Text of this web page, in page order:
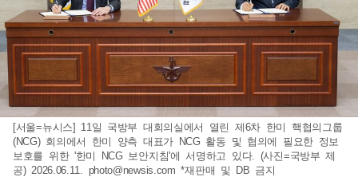
[서울=뉴시스] 11일 국방부 대회의실에서 열린 제6차 한미 핵협의그룹
(NCG) 회의에서 한미 양측 대표가 NCG 활동 및 협의에 필요한 정보
보호를 위한 '한미 NCG 보안지침'에 서명하고 있다. (사진=국방부 제
공) 2026.06.11. photo@newsis.com *재판매 및 DB 금지